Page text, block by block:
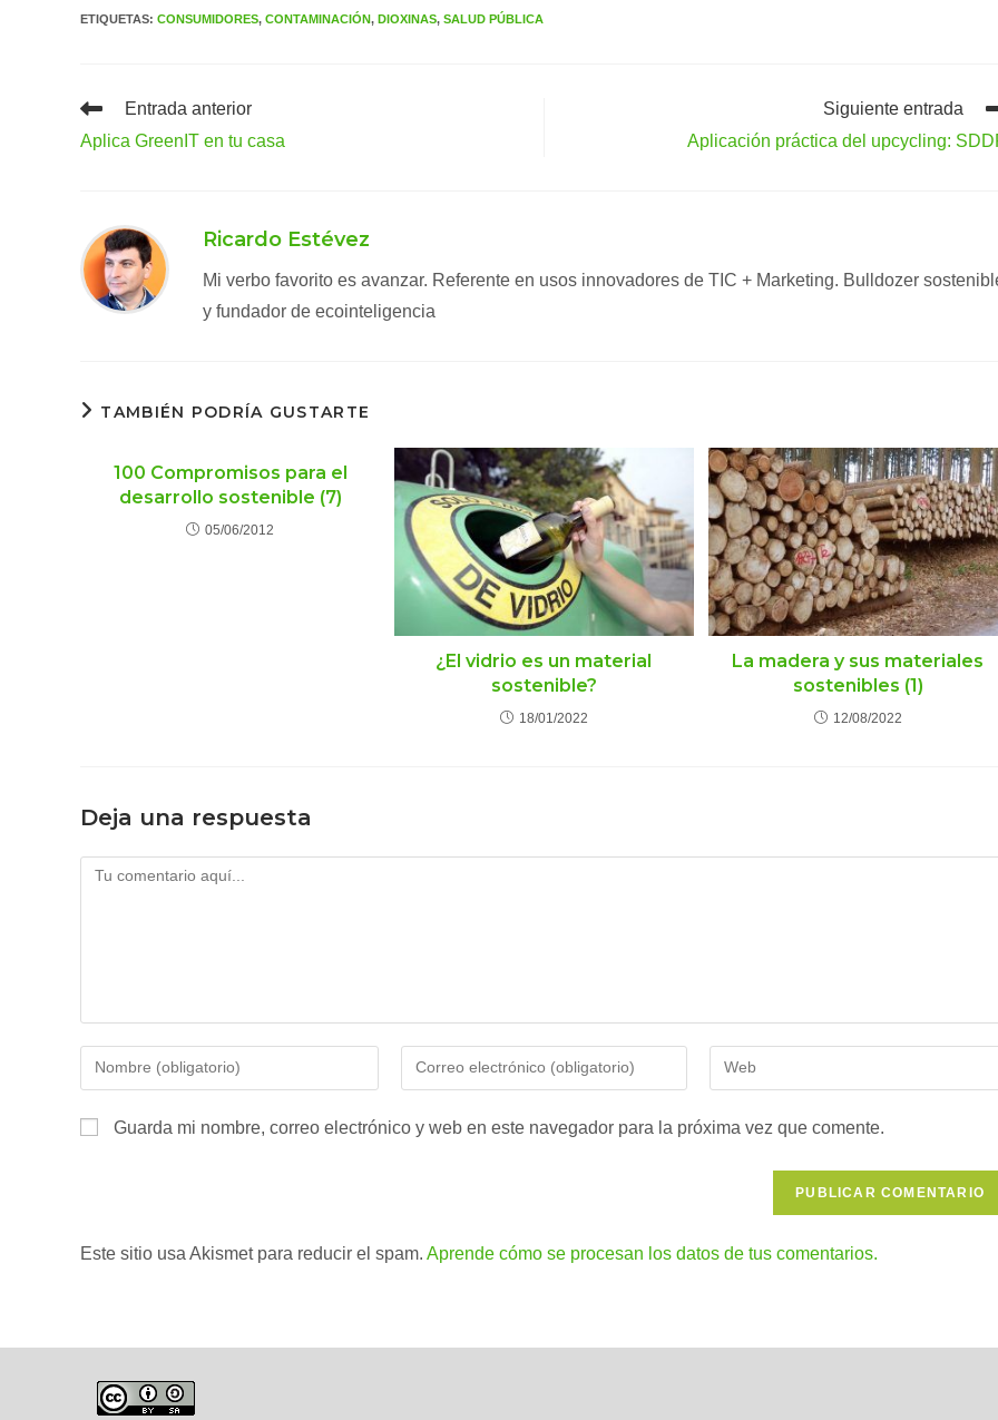
ETIQUETAS: CONSUMIDORES, CONTAMINACIÓN, DIOXINAS, SALUD PÚBLICA
Leer
artículos
Entrada anterior
Aplica GreenIT en tu casa
Siguiente entrada
Aplicación práctica del upcycling:
Ricardo Estévez
Mi verbo favorito es avanzar. Referente en usos innovadores de TIC + Marketing. Bulldozer
y fundador de ecointeligencia
TAMBIÉN PODRÍA GUSTARTE
100 Compromisos para el
desarrollo sostenible (7)
05/06/2012
¿El vidrio es un material
sostenible?
18/01/2022
La madera y sus materiales
sostenibles (1)
12/08/2022
Deja una respuesta
Comentario
Introduce
tu
o
para
Introduce
tu
de
comentar
Introduce
la
Guarda mi nombre, correo electrónico y web en este navegador para la próxima vez que comente.
Este sitio usa Akismet para reducir el spam. Aprende cómo se procesan los datos de tus comentarios.